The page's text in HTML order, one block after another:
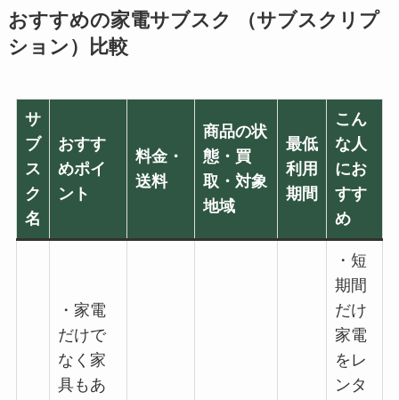
おすすめの家電サブスク （サブスクリプ
ション）比較
サ
ブ
ス
ク
名
おすす
めポイ
ント
料金・
送料
商品の状
態・買
取・対象
地域
最低
利用
期間
こん
な人
にお
すす
め
・家電
だけで
なく家
具もあ
・短
期間
だけ
家電
をレ
ンタ